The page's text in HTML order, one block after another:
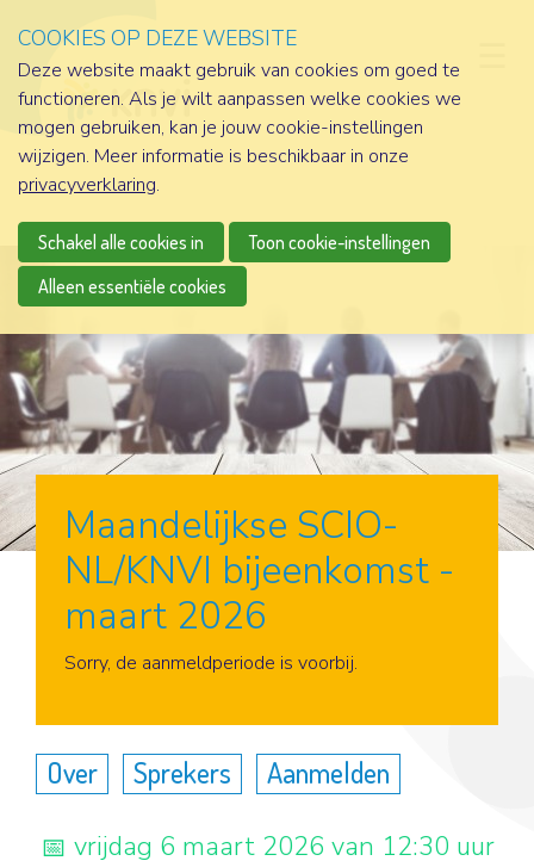
Maandelijkse SCIO-
NL/KNVI bijeenkomst -
maart 2026
Aanmelden
Sorry, de aanmeldperiode is voorbij.
Over Sprekers Aanmelden
vrijdag 6 maart 2026 van 12:30 uur
COOKIES OP DEZE WEBSITE
Deze website maakt gebruik van cookies om goed te
functioneren. Als je wilt aanpassen welke cookies we
mogen gebruiken, kan je jouw cookie-instellingen
wijzigen. Meer informatie is beschikbaar in onze
privacyverklaring.
Schakel alle cookies in
Toon cookie-instellingen
Alleen essentiële cookies